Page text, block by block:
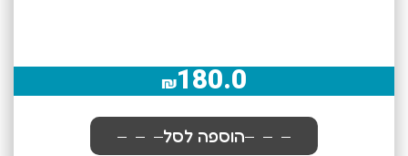
₪180.0
הוספה לסל